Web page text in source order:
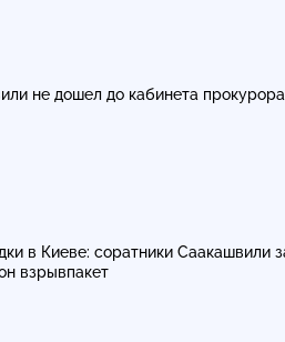
не дошел до кабинета прокурора
в Киеве: соратники Саакашвили
взрывпакет